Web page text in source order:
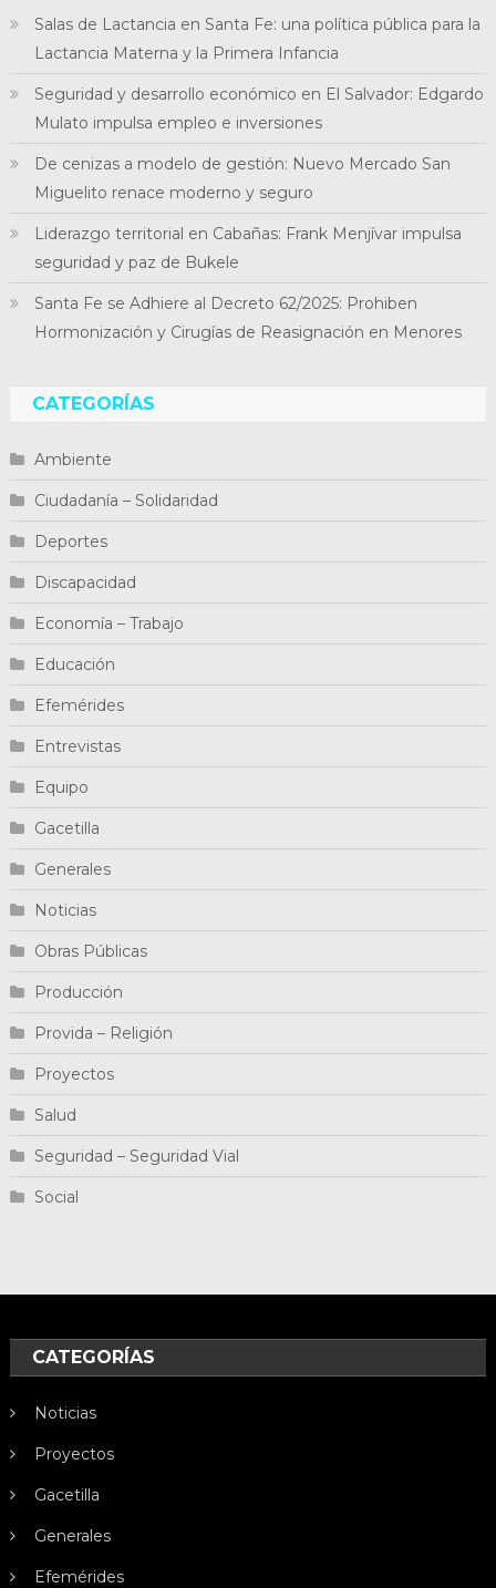
Salas de Lactancia en Santa Fe: una política pública para la
Lactancia Materna y la Primera Infancia
Seguridad y desarrollo económico en El Salvador: Edgardo
Mulato impulsa empleo e inversiones
De cenizas a modelo de gestión: Nuevo Mercado San
Miguelito renace moderno y seguro
Liderazgo territorial en Cabañas: Frank Menjívar impulsa
seguridad y paz de Bukele
Santa Fe se Adhiere al Decreto 62/2025: Prohiben
Hormonización y Cirugías de Reasignación en Menores
CATEGORÍAS
Ambiente
Ciudadanía – Solidaridad
Deportes
Discapacidad
Economía – Trabajo
Educación
Efemérides
Entrevistas
Equipo
Gacetilla
Generales
Noticias
Obras Públicas
Producción
Provida – Religión
Proyectos
Salud
Seguridad – Seguridad Vial
Social
CATEGORÍAS
Noticias
Proyectos
Gacetilla
Generales
Efemérides